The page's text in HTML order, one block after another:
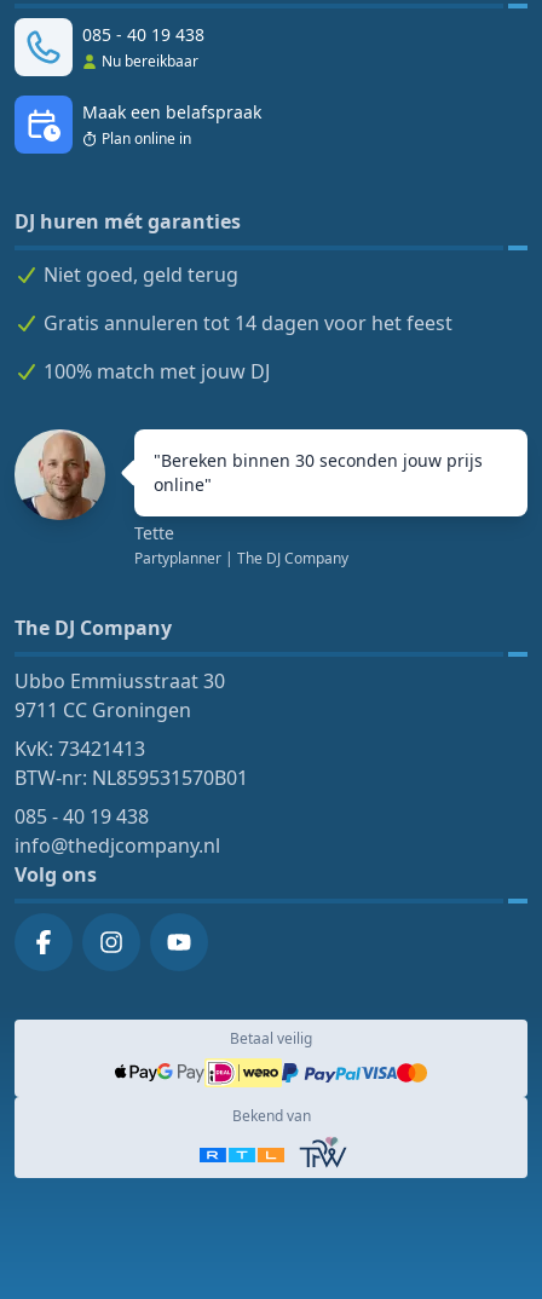
085 - 40 19 438
Nu bereikbaar
Maak een belafspraak
Plan online in
DJ huren mét garanties
Niet goed, geld terug
Gratis annuleren tot 14 dagen voor het feest
100% match met jouw DJ
"Bereken binnen 30 seconden jouw prijs
online"
Tette
Partyplanner | The DJ Company
The DJ Company
Ubbo Emmiusstraat 30
9711 CC Groningen
KvK: 73421413
BTW-nr: NL859531570B01
085 - 40 19 438
info@thedjcompany.nl
Volg ons
Betaal veilig
Bekend van